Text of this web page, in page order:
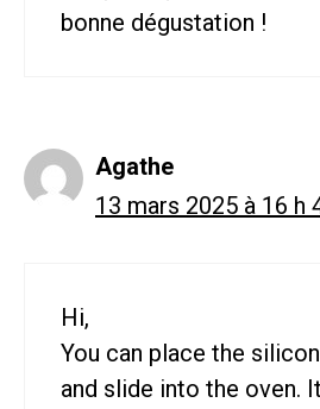
bonne dégustation !
Agathe
13 mars 2025 à 16 h
Hi,
You can place the
and slide into the oven.